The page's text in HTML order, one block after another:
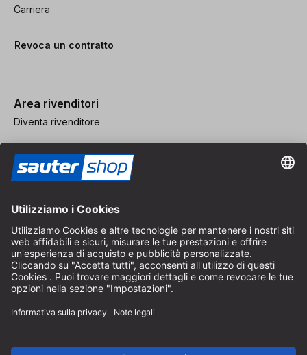
Carriera
Revoca un contratto
Area rivenditori
Diventa rivenditore
CGV
Protezione dei Dati
Impostazioni dei Cookie
della Germania per pacchi di dimensioni standard, esclusi articoli